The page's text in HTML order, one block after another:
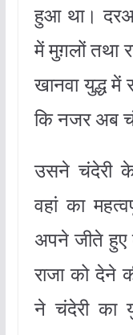
हुआ था।
में मुग़लों तथा
खानवा युद्ध में
कि नजर अब
उसने चंदेरी
वहां का
अपने जीते हुए
राजा को देने
ने चंदेरी का